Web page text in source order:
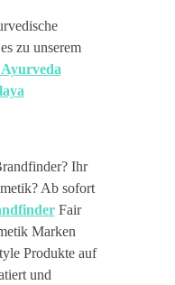
zu unserem
Ihr
Ab sofort
Fair
Marken
Produkte auf
und